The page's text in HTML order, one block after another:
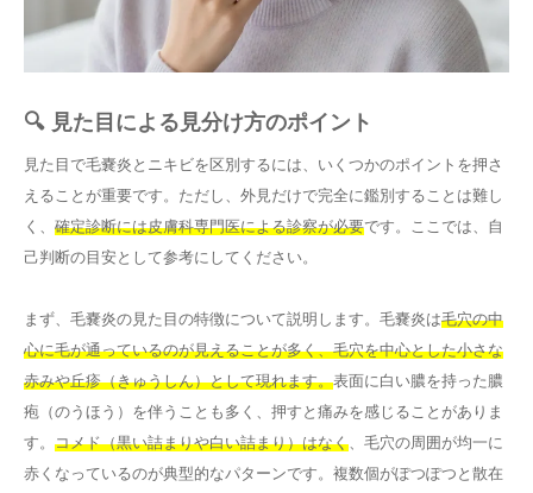
🔍 見た目による見分け方のポイント
見た目で毛嚢炎とニキビを区別するには、いくつかのポイントを押さ
えることが重要です。ただし、外見だけで完全に鑑別することは難し
く、 確定診断には皮膚科専門医による診察が必要です。ここでは、自
己判断の目安として参考にしてください。
まず、毛嚢炎の見た目の特徴について説明します。毛嚢炎は毛穴の中
心に毛が通っているのが見えることが多く、毛穴を中心とした小さな
赤みや丘疹（きゅうしん）として現れます。表面に白い膿を持った膿
疱（のうほう）を伴うことも多く、押すと痛みを感じることがありま
す。 コメド（黒い詰まりや白い詰まり）はなく 、毛穴の周囲が均一に
赤くなっているのが典型的なパターンです。複数個がぽつぽつと散在